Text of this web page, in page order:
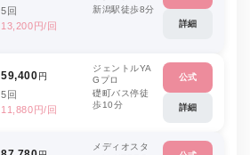
5回
13,200円/回
新潟駅徒歩8分
詳細
59,400円
5回
11,880円/回
ジェントルYA
Gプロ
礎町バス停徒
歩10分
公式
詳細
メディオスタ